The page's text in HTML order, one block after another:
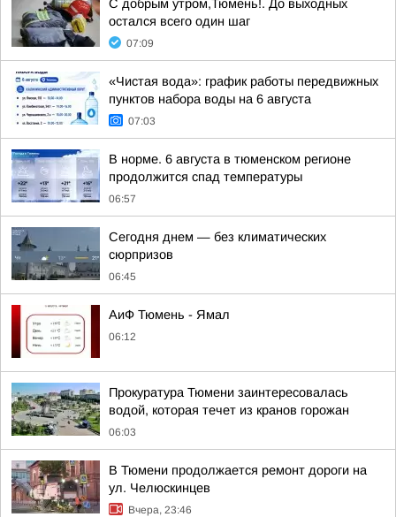
С добрым утром,Тюмень!. До выходных
остался всего один шаг
07:09
«Чистая вода»: график работы передвижных
пунктов набора воды на 6 августа
07:03
В норме. 6 августа в тюменском регионе
продолжится спад температуры
06:57
Сегодня днем — без климатических
сюрпризов
06:45
АиФ Тюмень - Ямал
06:12
Прокуратура Тюмени заинтересовалась
водой, которая течет из кранов горожан
06:03
В Тюмени продолжается ремонт дороги на
ул. Челюскинцев
Вчера, 23:46